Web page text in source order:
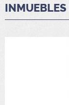
INMUEBLES